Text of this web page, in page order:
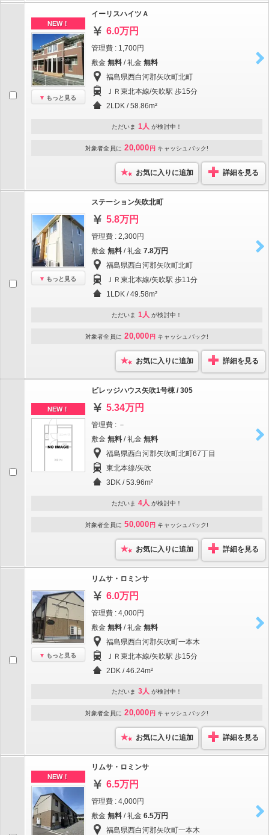
NEW！
もっと見る
イーリスハイツＡ
6.0万円
管理費 : 1,700円
敷金 無料 / 礼金 無料
福島県西白河郡矢吹町北町
ＪＲ東北本線/矢吹駅 歩15分
2LDK / 58.86m²
ただいま 1人 が検討中！
対象者全員に 20,000 円 キャッシュバック!
お気に入りに追加 詳細を見る
もっと見る
ステーション矢吹北町
5.8万円
管理費 : 2,300円
敷金 無料 / 礼金 7.8万円
福島県西白河郡矢吹町北町
ＪＲ東北本線/矢吹駅 歩11分
1LDK / 49.58m²
ただいま 1人 が検討中！
対象者全員に 20,000 円 キャッシュバック!
お気に入りに追加 詳細を見る
NEW！
ビレッジハウス矢吹1号棟 / 305
5.34万円
管理費 : －
敷金 無料 / 礼金 無料
福島県西白河郡矢吹町北町67丁目
東北本線/矢吹
3DK / 53.96m²
ただいま 4人 が検討中！
対象者全員に 50,000 円 キャッシュバック!
お気に入りに追加 詳細を見る
もっと見る
リムサ・ロミンサ
6.0万円
管理費 : 4,000円
敷金 無料 / 礼金 無料
福島県西白河郡矢吹町一本木
ＪＲ東北本線/矢吹駅 歩15分
2DK / 46.24m²
ただいま 3人 が検討中！
対象者全員に 20,000 円 キャッシュバック!
お気に入りに追加 詳細を見る
NEW！
リムサ・ロミンサ
6.5万円
管理費 : 4,000円
敷金 無料 / 礼金 6.5万円
福島県西白河郡矢吹町一本木